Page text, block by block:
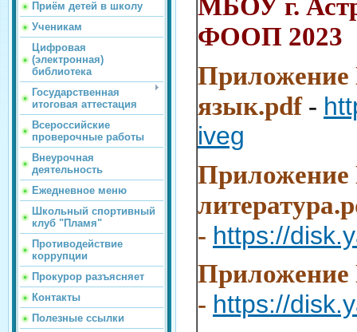
Приём детей в школу
Ученикам
Цифровая
(электронная)
библиотека
Государственная
итоговая аттестация
Всероссийские
проверочные работы
Внеурочная
деятельность
Ежедневное меню
Школьный спортивный
клуб "Пламя"
Противодействие
коррупции
Прокурор разъясняет
Контакты
Полезные ссылки
МБОУ г.
ФООП 2023
Приложение
язык.pdf-
iveg
Приложение
- https://
Приложение
- https://